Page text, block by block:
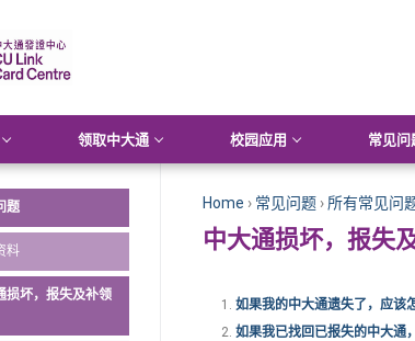
领取中大通 校园应用 常见问
Home › 常见问题 › 所有常见问
中大通损坏，报失
如果我的中大通遗失了，应该
如果我已找回已报失的中大通
题
料
损坏，报失及补领